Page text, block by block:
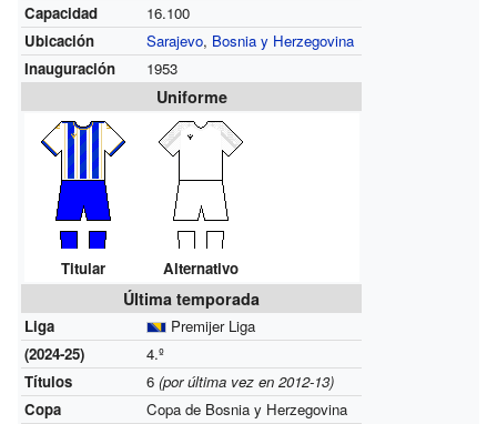
Capacidad
16.100
Ubicación
Sarajevo, Bosnia y Herzegovina
Inauguración
1953
Uniforme
Titular Alternativo
Última temporada
Liga
Premijer Liga
(2024-25)
4.º
Títulos
6 (por última vez en 2012-13)
Copa
Copa de Bosnia y Herzegovina